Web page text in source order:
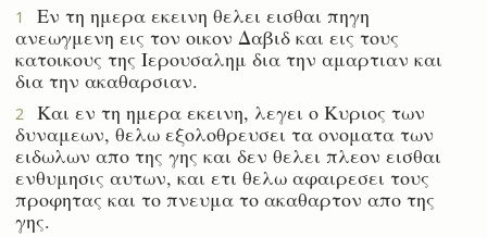
1
Εν τη ημερα εκεινη θελει εισθαι πηγη
ανεωγμενη εις τον οικον Δαβιδ και εις τους
κατοικους της Ιερουσαλημ δια την αμαρτιαν και
δια την ακαθαρσιαν.
2
Και εν τη ημερα εκεινη, λεγει ο Κυριος των
δυναμεων, θελω εξολοθρευσει τα ονοματα των
ειδωλων απο της γης και δεν θελει πλεον εισθαι
ενθυμησις αυτων, και ετι θελω αφαιρεσει τους
προφητας και το πνευμα το ακαθαρτον απο της
γης.